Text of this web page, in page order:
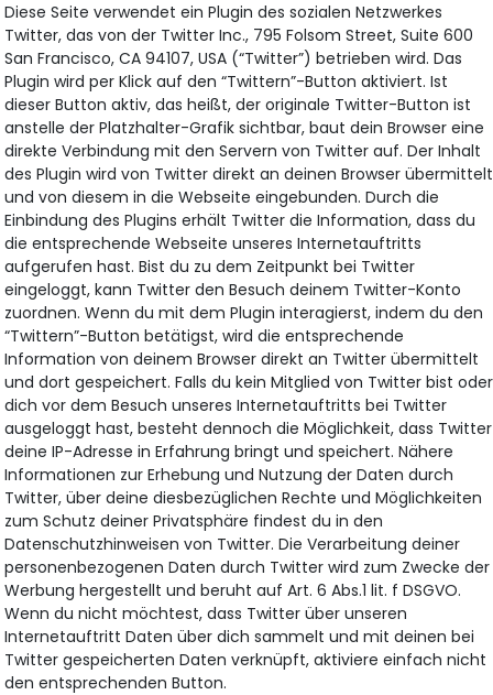
Diese Seite verwendet ein Plugin des sozialen Netzwerkes
Twitter, das von der Twitter Inc., 795 Folsom Street, Suite 600
San Francisco, CA 94107, USA (“Twitter”) betrieben wird. Das
Plugin wird per Klick auf den “Twittern”-Button aktiviert. Ist
dieser Button aktiv, das heißt, der originale Twitter-Button ist
anstelle der Platzhalter-Grafik sichtbar, baut dein Browser eine
direkte Verbindung mit den Servern von Twitter auf. Der Inhalt
des Plugin wird von Twitter direkt an deinen Browser übermittelt
und von diesem in die Webseite eingebunden. Durch die
Einbindung des Plugins erhält Twitter die Information, dass du
die entsprechende Webseite unseres Internetauftritts
aufgerufen hast. Bist du zu dem Zeitpunkt bei Twitter
eingeloggt, kann Twitter den Besuch deinem Twitter-Konto
zuordnen. Wenn du mit dem Plugin interagierst, indem du den
“Twittern”-Button betätigst, wird die entsprechende
Information von deinem Browser direkt an Twitter übermittelt
und dort gespeichert. Falls du kein Mitglied von Twitter bist oder
dich vor dem Besuch unseres Internetauftritts bei Twitter
ausgeloggt hast, besteht dennoch die Möglichkeit, dass Twitter
deine IP-Adresse in Erfahrung bringt und speichert. Nähere
Informationen zur Erhebung und Nutzung der Daten durch
Twitter, über deine diesbezüglichen Rechte und Möglichkeiten
zum Schutz deiner Privatsphäre findest du in den
Datenschutzhinweisen von Twitter. Die Verarbeitung deiner
personenbezogenen Daten durch Twitter wird zum Zwecke der
Werbung hergestellt und beruht auf Art. 6 Abs.1 lit. f DSGVO.
Wenn du nicht möchtest, dass Twitter über unseren
Internetauftritt Daten über dich sammelt und mit deinen bei
Twitter gespeicherten Daten verknüpft, aktiviere einfach nicht
den entsprechenden Button.